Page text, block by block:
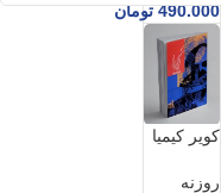
490.000 تومان
کویر کیمیا
روزنه